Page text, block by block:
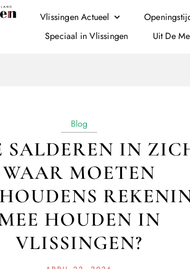
Vlissingen Actueel
Speciaal in Vlissingen
Uit De
Blog
SALDEREN IN
WAAR MOETEN
HOUDEN IN
VLISSINGEN?